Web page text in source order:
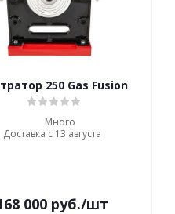
250 Gas Fusion
Много
Доставка с 13 августа
000 руб./шт